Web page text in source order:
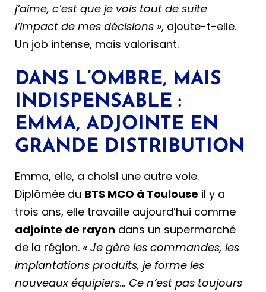
j’aime, c’est que je vois tout de suite
l’impact de mes décisions », ajoute-t-elle.
Un job intense, mais valorisant.
DANS L’OMBRE, MAIS
INDISPENSABLE :
EMMA, ADJOINTE EN
GRANDE DISTRIBUTION
Emma, elle, a choisi une autre voie.
Diplômée du BTS MCO à Toulouse il y a
trois ans, elle travaille aujourd’hui comme
adjointe de rayon dans un supermarché
de la région. « Je gère les commandes, les
implantations produits, je forme les
nouveaux équipiers… Ce n’est pas toujours